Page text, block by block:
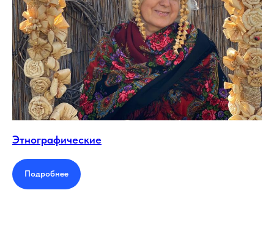
Этнографические
Подробнее